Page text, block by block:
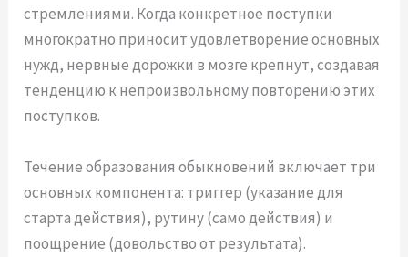
стремлениями. Когда конкретное поступки
многократно приносит удовлетворение основных
нужд, нервные дорожки в мозге крепнут, создавая
тенденцию к непроизвольному повторению этих
поступков.
Течение образования обыкновений включает три
основных компонента: триггер (указание для
старта действия), рутину (само действия) и
поощрение (довольство от результата).